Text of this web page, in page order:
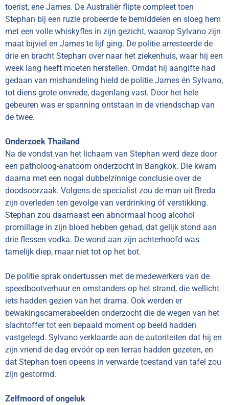
toerist, ene James. De Australiër flipte compleet toen
Stephan bij een ruzie probeerde te bemiddelen en sloeg hem
met een volle whiskyfles in zijn gezicht, waarop Sylvano zijn
maat bijviel en James te lijf ging. De politie arresteerde de
drie en bracht Stephan over naar het ziekenhuis, waar hij een
week lang heeft moeten herstellen. Omdat hij aangifte had
gedaan van mishandeling hield de politie James én Sylvano,
tot diens grote onvrede, dagenlang vast. Door het hele
gebeuren was er spanning ontstaan in de vriendschap van
de twee.
Onderzoek Thailand
Na de vondst van het lichaam van Stephan werd deze door
een patholoog-anatoom onderzocht in Bangkok. Die kwam
daarna met een nogal dubbelzinnige conclusie over de
doodsoorzaak. Volgens de specialist zou de man uit Breda
zijn overleden ten gevolge van verdrinking óf verstikking.
Stephan zou daarnaast een abnormaal hoog alcohol
promillage in zijn bloed hebben gehad, dat gelijk stond aan
drie flessen vodka. De wond aan zijn achterhoofd was
tamelijk diep, maar niet tot op het bot.
De politie sprak ondertussen met de medewerkers van de
speedbootverhuur en omstanders op het strand, die wellicht
iets hadden gezien van het drama. Ook werden er
bewakingscamerabeelden onderzocht die de wegen van het
slachtoffer tot een bepaald moment op beeld hadden
vastgelegd. Sylvano verklaarde aan de autoriteiten dat hij en
zijn vriend de dag ervóór op een terras hadden gezeten, en
dat Stephan toen opeens in verwarde toestand van tafel zou
zijn gestormd.
Zelfmoord of ongeluk